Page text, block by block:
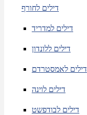
דילים לחורף
דילים למדריד
דילים ללונדון
דילים לאמסטרדם
דילים לוינה
דילים לבודפשט